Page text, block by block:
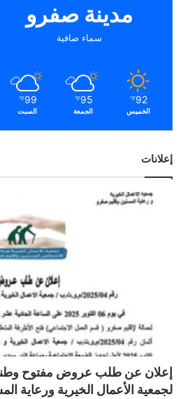
مدينة صفرو
سماء صافية
92
℉
الخميس
95
℉
الجمعة
99
℉
السبت
إعلانات
لجمعية الأعمال الخيرية ورعاية